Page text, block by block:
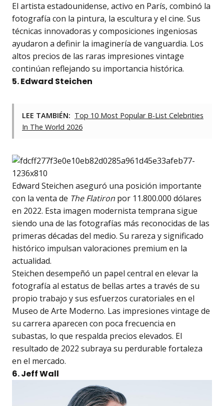
El artista estadounidense, activo en París, combinó la
fotografía con la pintura, la escultura y el cine. Sus
técnicas innovadoras y composiciones ingeniosas
ayudaron a definir la imaginería de vanguardia. Los
altos precios de las raras impresiones vintage
continúan reflejando su importancia histórica.
5. Edward Steichen
LEE TAMBIÉN: Top 10 Most Popular B-List Celebrities
In The World 2026
Edward Steichen aseguró una posición importante
con la venta de The Flatiron por 11.800.000 dólares
en 2022. Esta imagen modernista temprana sigue
siendo una de las fotografías más reconocidas de las
primeras décadas del medio. Su rareza y significado
histórico impulsan valoraciones premium en la
actualidad.
Steichen desempeñó un papel central en elevar la
fotografía al estatus de bellas artes a través de su
propio trabajo y sus esfuerzos curatoriales en el
Museo de Arte Moderno. Las impresiones vintage de
su carrera aparecen con poca frecuencia en
subastas, lo que respalda precios elevados. El
resultado de 2022 subraya su perdurable fortaleza
en el mercado.
6. Jeff Wall